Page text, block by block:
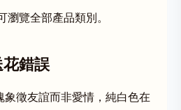
瀏覽全部產品類別。
錯誤
徵友誼而非愛情，純白色在